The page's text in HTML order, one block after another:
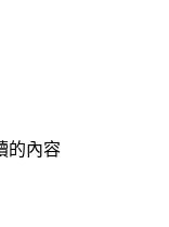
的內容